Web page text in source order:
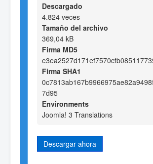
Descargado
4.824 veces
Tamaño del archivo
369,04 kB
Firma MD5
Firma SHA1
7d95
Environments
Joomla! 3 Translations
Descargar ahora